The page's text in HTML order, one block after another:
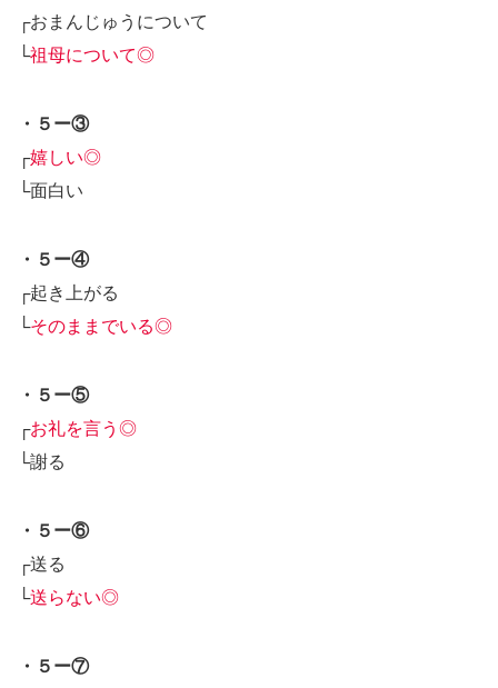
┌おまんじゅうについて
└祖母について◎
・５ー③
┌嬉しい◎
└面白い
・５ー④
┌起き上がる
└そのままでいる◎
・５ー⑤
┌お礼を言う◎
└謝る
・５ー⑥
┌送る
└送らない◎
・５ー⑦